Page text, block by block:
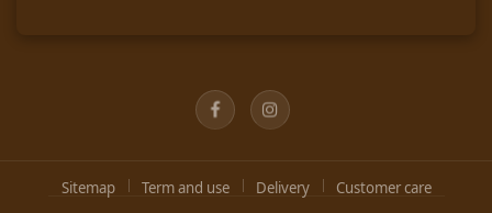
FacebookInstagram
Sitemap Term and use Delivery Customer care